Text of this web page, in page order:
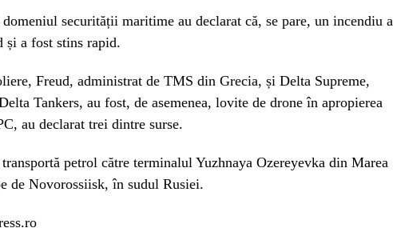
securității maritime au declarat că, se pare, un incendiu a
și a fost stins rapid.
Freud, administrat de TMS din Grecia, și Delta Supreme,
Tankers, au fost, de asemenea, lovite de drone în apropierea
au declarat trei dintre surse.
petrol către terminalul Yuzhnaya Ozereyevka din Marea
de Novorossiisk, în sudul Rusiei.